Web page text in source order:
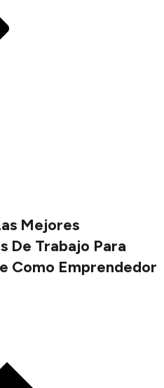
Mejores
De Trabajo Para
Como Emprendedor